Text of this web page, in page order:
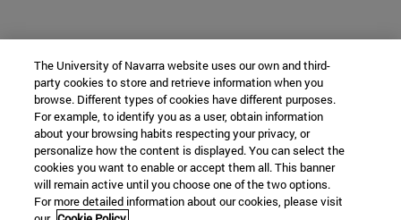
The University of Navarra website uses our own and third-
party cookies to store and retrieve information when you
browse. Different types of cookies have different purposes.
For example, to identify you as a user, obtain information
about your browsing habits respecting your privacy, or
personalize how the content is displayed. You can select the
cookies you want to enable or accept them all. This banner
will remain active until you choose one of the two options.
For more detailed information about our cookies, please visit